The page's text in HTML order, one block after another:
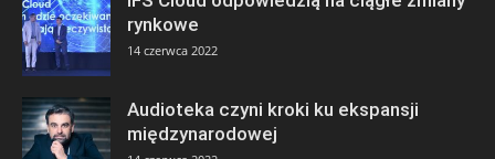
rynkowe
14 czerwca 2022
Audioteka czyni kroki ku ekspansji
międzynarodowej